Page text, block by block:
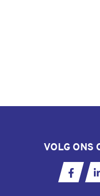
VOLG ONS
Ga